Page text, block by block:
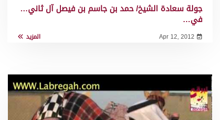
جولة سعادة الشيخ/ حمد بن جاسم بن فيصل آل ثاني…
في…
Apr 12, 2012 المزيد